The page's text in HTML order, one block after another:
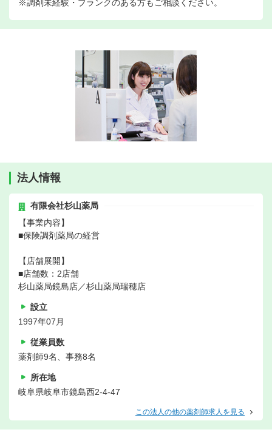
※調剤未経験・ブランクのある方もご相談ください。
法人情報
有限会社杉山薬局
【事業内容】
■保険調剤薬局の経営
【店舗展開】
■店舗数：2店舗
杉山薬局鏡島店／杉山薬局瑞穂店
設立
1997年07月
従業員数
薬剤師9名、事務8名
所在地
岐阜県岐阜市鏡島西2-4-47
この法人の他の薬剤師求人を見る